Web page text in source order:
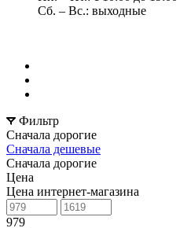
Сб. – Вс.: выходные
Фильтр
Сначала дорогие
Сначала дешевые
Сначала дорогие
Цена
Цена интернет-магазина
979